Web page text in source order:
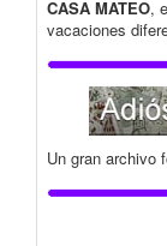
CASA MATEO,
vacaciones
Un gran archivo